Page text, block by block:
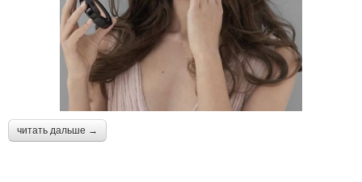
читать дальше →